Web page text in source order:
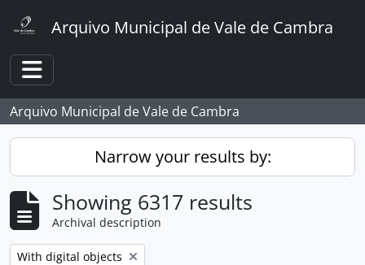
Arquivo Municipal de Vale de Cambra
Toggle navigation
Arquivo Municipal de Vale de Cambra
Narrow your results by:
Showing 6317 results
Archival description
Remove filter:
With digital objects